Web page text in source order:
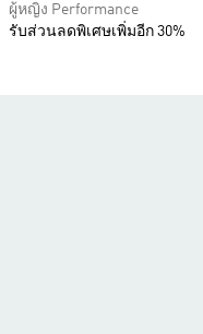
ผู้หญิง Performance
รับส่วนลดพิเศษเพิ่มอีก 30%